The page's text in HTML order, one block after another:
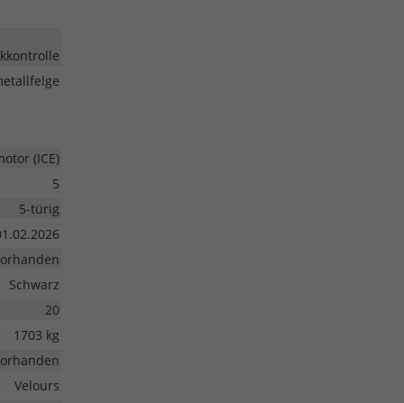
(ICE)
5
5-türig
Schwarz
20
1703 kg
Velours